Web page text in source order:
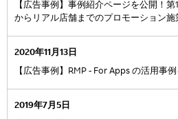
【広告事例】事例紹介ページを公開！
からリアル店舗までのプロモーション施
2020年11月13日
【広告事例】RMP - For Apps の活用事
2019年7月5日